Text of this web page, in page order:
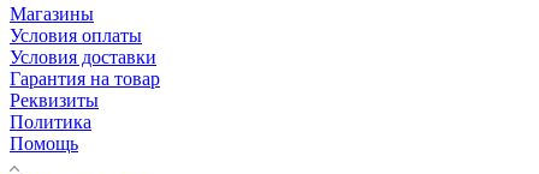
Магазины
Условия оплаты
Условия доставки
Гарантия на товар
Реквизиты
Политика
Помощь